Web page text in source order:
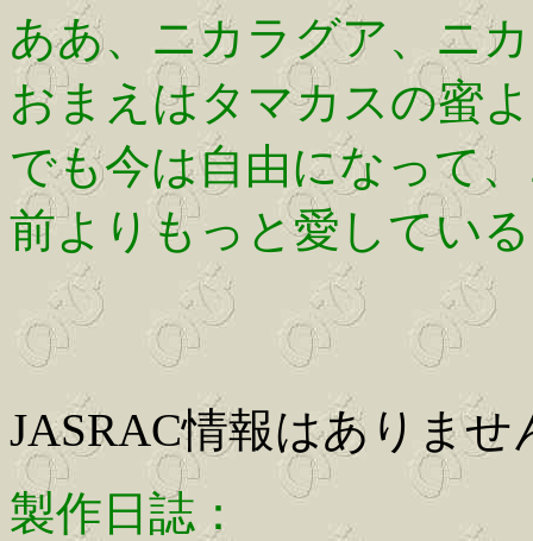
ああ、ニカラグア、ニ
おまえはタマカスの蜜
でも今は自由になって
前よりもっと愛してい
JASRAC情報はありませ
製作日誌：